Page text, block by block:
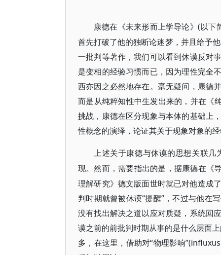
康德在《未来形而上学导论》 (以下
首先打破了他的独断论迷梦，并且给予
一批判等著作，我们可以看到休谟反对
是变相的经验习惯而已，因为理性完全
西亦因之必然地存在。毫无疑问，康德
而是从纯粹知性中生发出来的，并在《
挑战，康德在区分现象与本体的基础上
性概念的演绎，论证其关于现象对象的
上述关于康德与休谟的思想关联
现。然而，需要指出的是，据康德在《
理解研究》德文版面世时就已对他造成
判时期就曾被休谟“提醒”，不过与他在
没有找出解决之道以应对质疑，系统回
谟之前的前批判时期从事的是什么层面
多，在这里，借助对“物理影响